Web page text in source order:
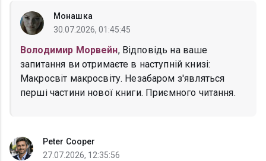
Монашка
30.07.2026, 01:45:45
Володимир Морвейн, Відповідь на ваше
запитання ви отримаєте в наступній книзі:
Макросвіт макросвіту. Незабаром з'являться
перші частини нової книги. Приємного читання.
Peter Cooper
27.07.2026, 12:35:56